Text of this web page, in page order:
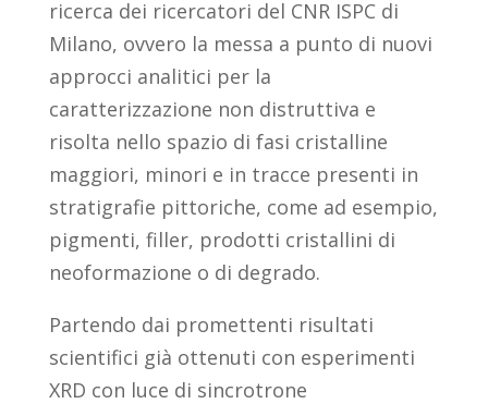
ricerca dei ricercatori del CNR ISPC di
Milano, ovvero la messa a punto di nuovi
approcci analitici per la
caratterizzazione non distruttiva e
risolta nello spazio di fasi cristalline
maggiori, minori e in tracce presenti in
stratigrafie pittoriche, come ad esempio,
pigmenti, filler, prodotti cristallini di
neoformazione o di degrado.
Partendo dai promettenti risultati
scientifici già ottenuti con esperimenti
XRD con luce di sincrotrone